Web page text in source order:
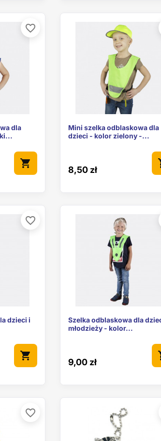
dla
shopping_cart
favorite_border
Szybki podgląd
Mini szelka odblaskowa dla
dzieci - kolor zielony -...
8,50 zł
dzieci i
shopping_cart
favorite_border
Szybki
Szelka odblaskowa dla
młodzieży - kolor...
9,00 zł
favorite_border